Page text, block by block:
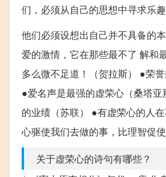
们，必须从自己的思想中寻求乐趣
他们必须设想出自己并不具备的
爱的激情，它在那些最不了 解和
多么微不足道！（贺拉斯） ●荣
●爱名声是最强的虚荣心（桑塔
的业绩（苏联） ●有虚荣心的人
心驱使我们去做的事，比理智促
关于虚荣心的诗句有哪些？